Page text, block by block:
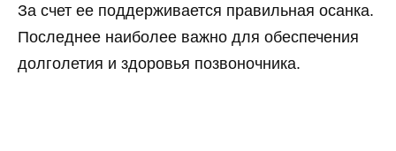
За счет ее поддерживается правильная осанка.
Последнее наиболее важно для обеспечения
долголетия и здоровья позвоночника.